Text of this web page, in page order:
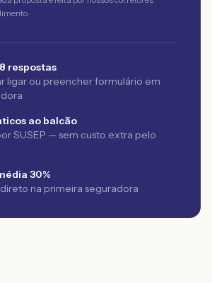
respostas
ligar ou preencher formulário em
ao balcão
SUSEP — sem custo extra pelo
30%
na primeira seguradora